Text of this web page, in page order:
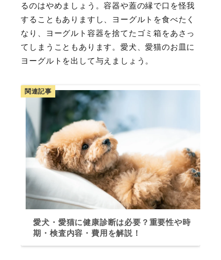
るのはやめましょう。容器や蓋の縁で口を怪我
することもありますし、ヨーグルトを食べたく
なり、ヨーグルト容器を捨てたゴミ箱をあさっ
てしまうこともあります。愛犬、愛猫のお皿に
ヨーグルトを出して与えましょう。
関連記事
愛犬・愛猫に健康診断は必要？重要性や時
期・検査内容・費用を解説！